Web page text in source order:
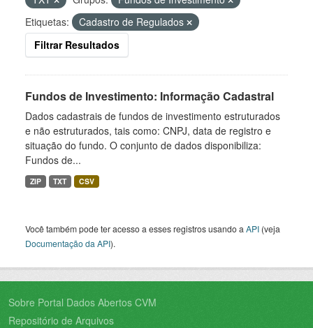
Etiquetas:
Cadastro de Regulados
Filtrar Resultados
Fundos de Investimento: Informação Cadastral
Dados cadastrais de fundos de investimento estruturados
e não estruturados, tais como: CNPJ, data de registro e
situação do fundo. O conjunto de dados disponibiliza:
Fundos de...
ZIP TXT CSV
Você também pode ter acesso a esses registros usando a API (veja
Documentação da API).
Sobre Portal Dados Abertos CVM
Repositório de Arquivos